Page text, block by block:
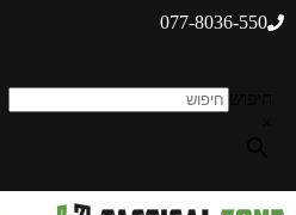
077-8036-550